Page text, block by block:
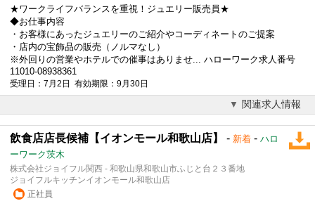
★ワークライフバランスを重視！ジュエリー販売員★
◆お仕事内容
・お客様にあったジュエリーのご紹介やコーディネートのご提案
・店内の宝飾品の販売（ノルマなし）
※外回りの営業やホテルでの催事はありませ... ハローワーク求人番号
11010-08938361
受理日：7月2日 有効期限：9月30日
関連求人情報
飲食店店長候補【イオンモール和歌山店】 - 新着 - ハロ
ーワーク茨木
株式会社ジョイフル関西 - 和歌山県和歌山市ふじと台２３番地
ジョイフルキッチンイオンモール和歌山店
正社員